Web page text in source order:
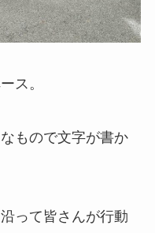
ス。
もので文字が書か
って皆さんが行動